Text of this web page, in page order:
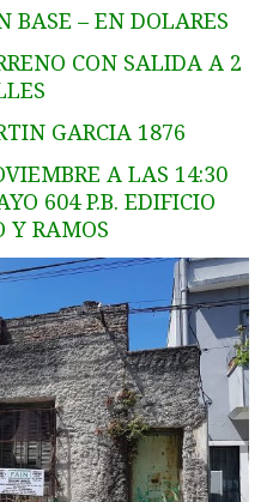
BASE – EN DOLARES
CON SALIDA A 2
GARCIA 1876
A LAS 14:30
604 P.B. EDIFICIO
Y RAMOS